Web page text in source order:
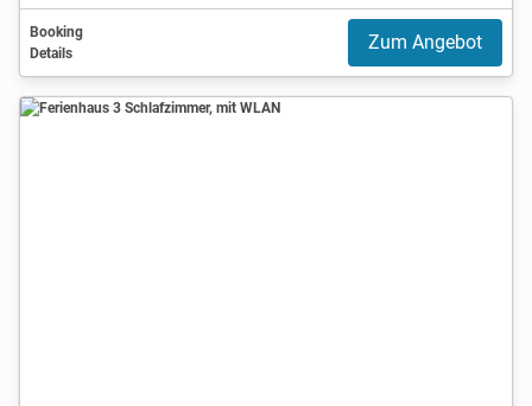
Booking
Details
Zum Angebot